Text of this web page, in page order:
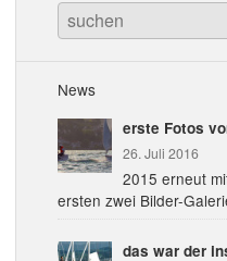
Search
for:
News
erste Fotos
26. Juli 2016
2015 erneut
ersten zwei Bilder-
das war der